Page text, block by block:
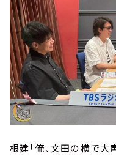
根建「俺、文田の横で大